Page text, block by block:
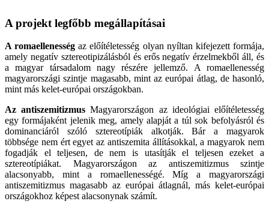
A projekt legfőbb megállapításai
A romaellenességaz előítéletesség olyan nyíltan kifejezett formája,
amely negatív sztereotipizálásból és erős negatív érzelmekből áll, és
a magyar társadalom nagy részére jellemző. A romaellenesség
magyarországi szintje magasabb, mint az európai átlag, de hasonló,
mint más kelet-európai országokban.
Az antiszemitizmusMagyarországon az ideológiai előítéletesség
egy formájaként jelenik meg, amely alapját a túl sok befolyásról és
dominanciáról szóló sztereotípiák alkotják. Bár a magyarok
többsége nem ért egyet az antiszemita állításokkal, a magyarok nem
fogadják el teljesen, de nem is utasítják el teljesen ezeket a
sztereotípiákat. Magyarországon az antiszemitizmus szintje
alacsonyabb, mint a romaellenességé. Míg a magyarországi
antiszemitizmus magasabb az európai átlagnál, más kelet-európai
országokhoz képest alacsonynak számít.